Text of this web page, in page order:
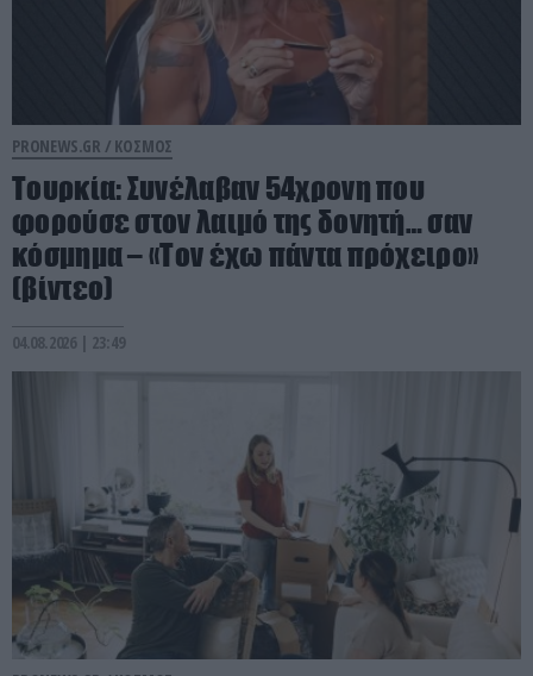
PRONEWS.GR / ΚΟΣΜΟΣ
Τουρκία: Συνέλαβαν 54χρονη που
φορούσε στον λαιμό της δονητή… σαν
κόσμημα – «Τον έχω πάντα πρόχειρο»
(βίντεο)
04.08.2026 | 23:49